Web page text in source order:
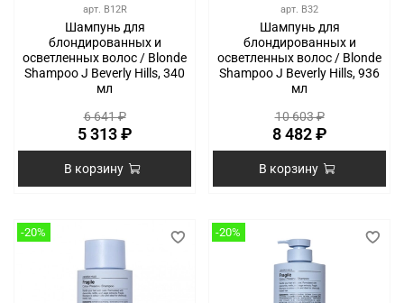
арт. B12R
Шампунь для
блондированных и
осветленных волос / Blonde
Shampoo J Beverly Hills, 340
мл
6 641 ₽
5 313 ₽
В корзину
арт. B32
Шампунь для
блондированных и
осветленных волос / Blonde
Shampoo J Beverly Hills, 936
мл
10 603 ₽
8 482 ₽
В корзину
-20% -20%